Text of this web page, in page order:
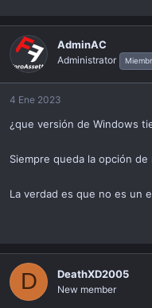
AdminAC
Administrator
4 Ene 2023
¿que versión de Windows
Siempre queda la opción
La verdad es que no es un
D DeathXD2005
New member